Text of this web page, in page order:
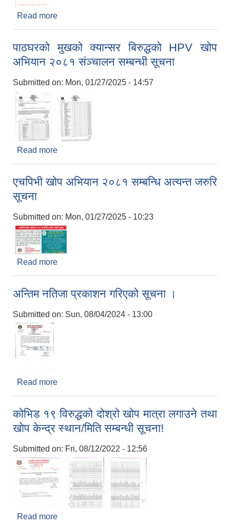
Read more
पाठघरको मुखको क्यान्सर बिरुद्धको HPV खोप
अभियान २०८१ संञ्चालन सम्बन्धी सूचना
Submitted on: Mon, 01/27/2025 - 14:57
Read more
एचपिभी खोप अभियान २०८१ सम्बन्धि अत्यन्त जरुरि
सूचना
Submitted on: Mon, 01/27/2025 - 10:23
Read more
अन्तिम नतिजा प्रकाशन गरिएको सूचना ।
Submitted on: Sun, 08/04/2024 - 13:00
Read more
कोभिड १९ विरुद्धको दोश्रो खोप मात्रा लगाउने तथा
खोप केन्द्र स्थान/मिति सम्बन्धी सूचना!
Submitted on: Fri, 08/12/2022 - 12:56
Read more